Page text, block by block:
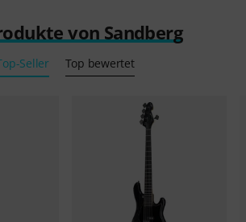
von Sandberg
Seller Top bewertet